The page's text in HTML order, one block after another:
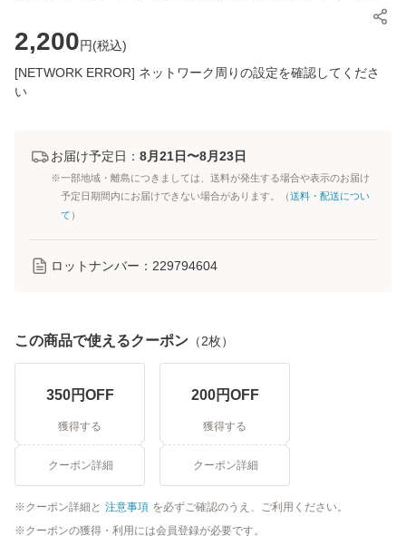
2,200円(税込)
[NETWORK ERROR] ネットワーク周りの設定を確認してくださ
い
お届け予定日： 8月21日〜8月23日
※一部地域・離島につきましては、送料が発生する場合や表示のお届け
予定日期間内にお届けできない場合があります。（送料・配送につい
て ）
ロットナンバー： 229794604
この商品で使えるクーポン （2枚）
350円OFF
獲得する
クーポン詳細
200円OFF
獲得する
クーポン詳細
クーポン詳細と 注意事項 を必ずご確認のうえ、ご利用ください。
クーポンの獲得・利用には会員登録が必要です。